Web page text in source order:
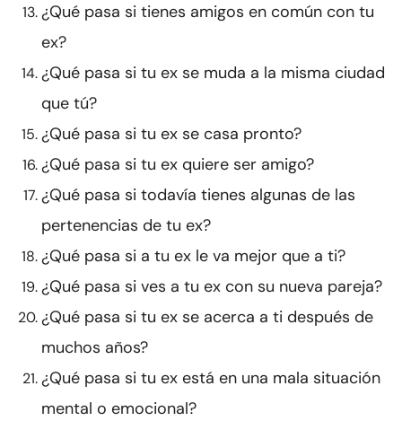
¿Qué pasa si tienes amigos en común con tu
ex?
¿Qué pasa si tu ex se muda a la misma ciudad
que tú?
¿Qué pasa si tu ex se casa pronto?
¿Qué pasa si tu ex quiere ser amigo?
¿Qué pasa si todavía tienes algunas de las
pertenencias de tu ex?
¿Qué pasa si a tu ex le va mejor que a ti?
¿Qué pasa si ves a tu ex con su nueva pareja?
¿Qué pasa si tu ex se acerca a ti después de
muchos años?
¿Qué pasa si tu ex está en una mala situación
mental o emocional?